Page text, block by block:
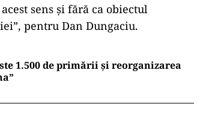
sens şi fără ca obiectul
pentru Dan Dungaciu.
1.500 de primării și reorganizarea